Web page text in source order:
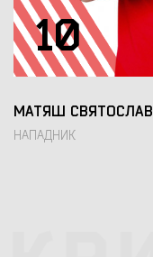
10
МАТЯШ СВЯТОСЛАВ
НАПАДНИК